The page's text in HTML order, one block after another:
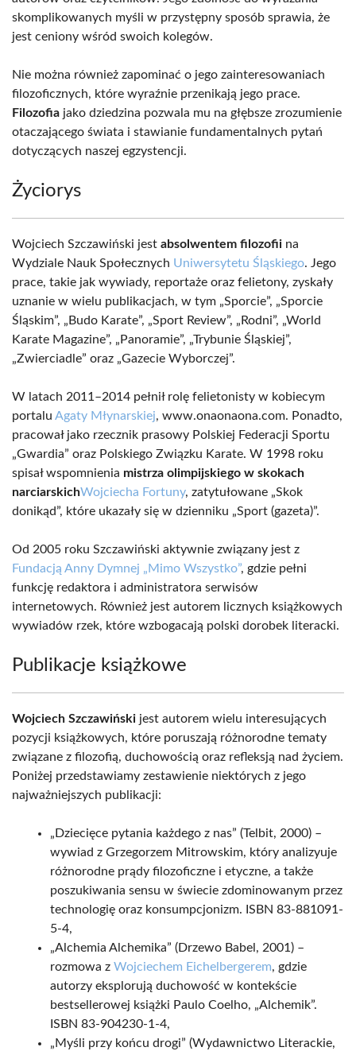
skomplikowanych myśli w przystępny sposób sprawia, że
jest ceniony wśród swoich kolegów.
Nie można również zapominać o jego zainteresowaniach
filozoficznych, które wyraźnie przenikają jego prace.
Filozofia jako dziedzina pozwala mu na głębsze zrozumienie
otaczającego świata i stawianie fundamentalnych pytań
dotyczących naszej egzystencji.
Życiorys
Wojciech Szczawiński jest absolwentem filozofii na
Wydziale Nauk Społecznych Uniwersytetu Śląskiego. Jego
prace, takie jak wywiady, reportaże oraz felietony, zyskały
uznanie w wielu publikacjach, w tym „Sporcie”, „Sporcie
Śląskim”, „Budo Karate”, „Sport Review”, „Rodni”, „World
Karate Magazine”, „Panoramie”, „Trybunie Śląskiej”,
„Zwierciadle” oraz „Gazecie Wyborczej”.
W latach 2011–2014 pełnił rolę felietonisty w kobiecym
portalu Agaty Młynarskiej, www.onaonaona.com. Ponadto,
pracował jako rzecznik prasowy Polskiej Federacji Sportu
„Gwardia” oraz Polskiego Związku Karate. W 1998 roku
spisał wspomnienia mistrza olimpijskiego w skokach
narciarskichWojciecha Fortuny, zatytułowane „Skok
donikąd”, które ukazały się w dzienniku „Sport (gazeta)”.
Od 2005 roku Szczawiński aktywnie związany jest z
Fundacją Anny Dymnej „Mimo Wszystko”, gdzie pełni
funkcję redaktora i administratora serwisów
internetowych. Również jest autorem licznych książkowych
wywiadów rzek, które wzbogacają polski dorobek literacki.
Publikacje książkowe
Wojciech Szczawiński jest autorem wielu interesujących
pozycji książkowych, które poruszają różnorodne tematy
związane z filozofią, duchowością oraz refleksją nad życiem.
Poniżej przedstawiamy zestawienie niektórych z jego
najważniejszych publikacji:
„Dziecięce pytania każdego z nas” (Telbit, 2000) –
wywiad z Grzegorzem Mitrowskim, który analizyuje
różnorodne prądy filozoficzne i etyczne, a także
poszukiwania sensu w świecie zdominowanym przez
technologię oraz konsumpcjonizm. ISBN 83-881091-
5-4,
„Alchemia Alchemika” (Drzewo Babel, 2001) –
rozmowa z Wojciechem Eichelbergerem, gdzie
autorzy eksplorują duchowość w kontekście
bestsellerowej książki Paulo Coelho, „Alchemik”.
ISBN 83-904230-1-4,
„Myśli przy końcu drogi” (Wydawnictwo Literackie,